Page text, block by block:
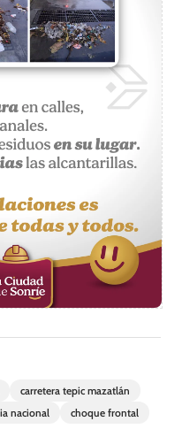
carretera tepic mazatlán
nacional choque frontal